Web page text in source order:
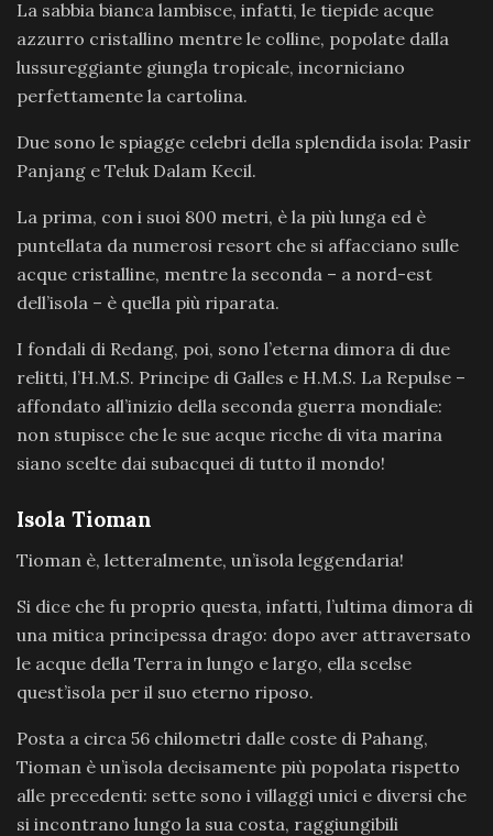
La sabbia bianca lambisce, infatti, le tiepide acque
azzurro cristallino mentre le colline, popolate dalla
lussureggiante giungla tropicale, incorniciano
perfettamente la cartolina.
Due sono le spiagge celebri della splendida isola: Pasir
Panjang e Teluk Dalam Kecil.
La prima, con i suoi 800 metri, è la più lunga ed è
puntellata da numerosi resort che si affacciano sulle
acque cristalline, mentre la seconda – a nord-est
dell’isola – è quella più riparata.
I fondali di Redang, poi, sono l’eterna dimora di due
relitti, l’H.M.S. Principe di Galles e H.M.S. La Repulse –
affondato all’inizio della seconda guerra mondiale:
non stupisce che le sue acque ricche di vita marina
siano scelte dai subacquei di tutto il mondo!
Isola Tioman
Tioman è, letteralmente, un’isola leggendaria!
Si dice che fu proprio questa, infatti, l’ultima dimora di
una mitica principessa drago: dopo aver attraversato
le acque della Terra in lungo e largo, ella scelse
quest’isola per il suo eterno riposo.
Posta a circa 56 chilometri dalle coste di Pahang,
Tioman è un’isola decisamente più popolata rispetto
alle precedenti: sette sono i villaggi unici e diversi che
si incontrano lungo la sua costa, raggiungibili